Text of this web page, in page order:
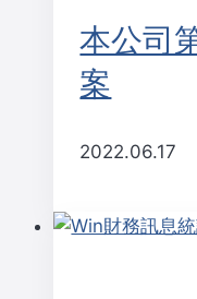
本公司
案
2022.06.17